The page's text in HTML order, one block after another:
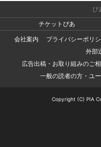
ぴ
チケットぴあ
会社案内
プライバシーポリ
外部
広告出稿・お取り組みのご
一般の読者の方・ユ
Copyright (C) PIA